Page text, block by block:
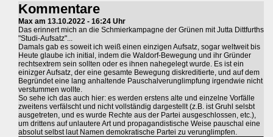
Kommentare
Max am 13.10.2022 - 16:24 Uhr
Das erinnert mich an die Schmierkampagne der Grünen mit Jutta Dittfurths
"Studi-Aufsatz"...
Damals gab es soweit ich weiß einen einzigen Aufsatz, sogar weltweit bis
Heute glaube ich initial, indem die Waldorf-Bewegung und ihr Gründer
rechtsextrem sein sollten oder es ihnen nahegelegt wurde. Es ist ein
einizger Aufsatz, der eine gesamte Bewegung diskreditierte, und auf dem
Begründet eine lang anhaltende Pauschalverunglimpfung irgendwie nicht
verstummen wollte.
So sehe ich das auch hier: es werden erstens alte und einzelne Vorfälle
zweitens verfälscht und nicht vollständig dargestellt (z.B. ist Gruhl selsbt
ausgetreten, und es wurde Rechte aus der Partei ausgeschlossen, etc.),
um drittens auf unlautere Art und propagandistische Weise pauschal eine
absolut selbst laut Namen demokratische Partei zu verunglimpfen.